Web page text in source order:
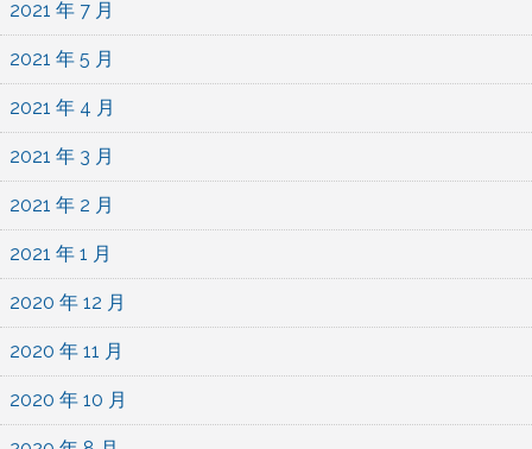
2021 年 7 月
2021 年 5 月
2021 年 4 月
2021 年 3 月
2021 年 2 月
2021 年 1 月
2020 年 12 月
2020 年 11 月
2020 年 10 月